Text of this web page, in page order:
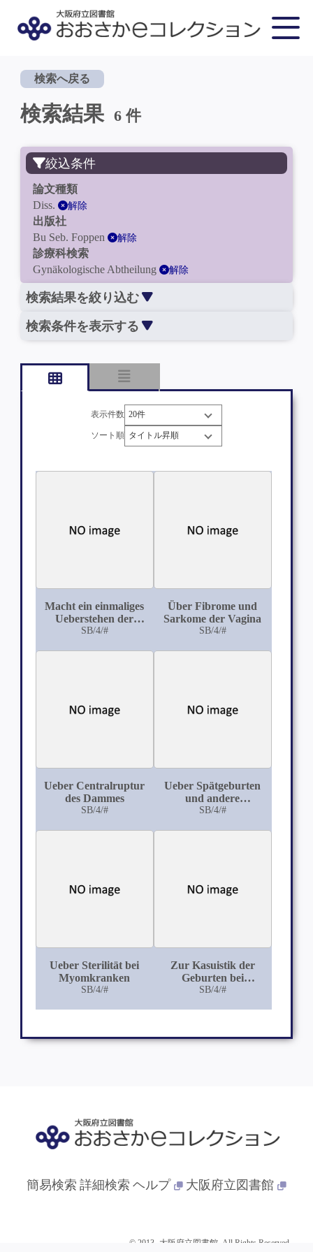
検索へ戻る
検索結果 6 件
絞込条件
論文種類
Diss.
解除
出版社
Bu Seb. Foppen
解除
診療科検索
Gynäkologische Abtheilung
解除
検索結果を絞り込む
検索条件を表示する
表示件数
ソート順
Macht ein einmaliges
Ueberstehen der
Eklampsie gegen eine
SB/4/#
Über Fibrome und
Sarkome der Vagina
SB/4/#
Ueber Centralruptur
des Dammes
SB/4/#
Ueber Spätgeburten
und andere
Beobachtungen an
SB/4/#
Ueber Sterilität bei
Myomkranken
SB/4/#
Zur Kasuistik der
Geburten bei
Entwicklungsfehlern
SB/4/#
簡易検索 詳細検索 ヘルプ 大阪府立図書館
© 2013- 大阪府立図書館. All Rights Reserved.